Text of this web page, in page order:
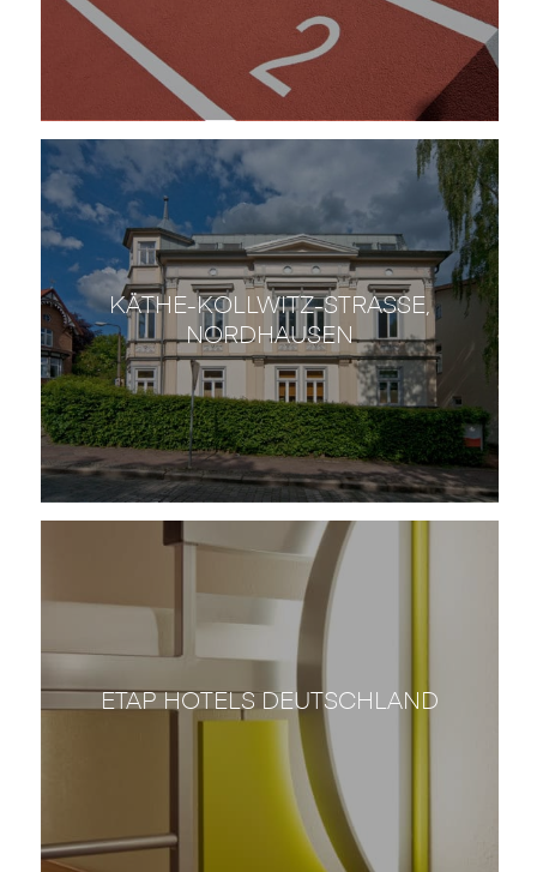
KÄTHE-KOLLWITZ-STRASSE, N
ORDHAUSEN
ETAP HOTELS DEUTSCHLAND